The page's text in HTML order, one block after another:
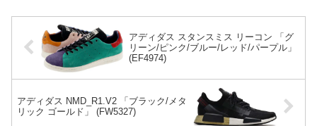
アディダス スタンスミス リーコン 「グ
リーン/ピンク/ブルー/レッド/パープル」
(EF4974)
アディダス NMD_R1.V2 「ブラック/メタ
リック ゴールド」 (FW5327)